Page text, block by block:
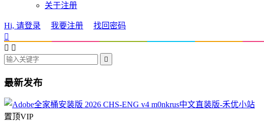
关于注册
Hi, 请登录 我要注册
找回密码

 

最新发布
置顶VIP